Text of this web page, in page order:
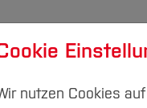
Forschung
nutzen Cookies